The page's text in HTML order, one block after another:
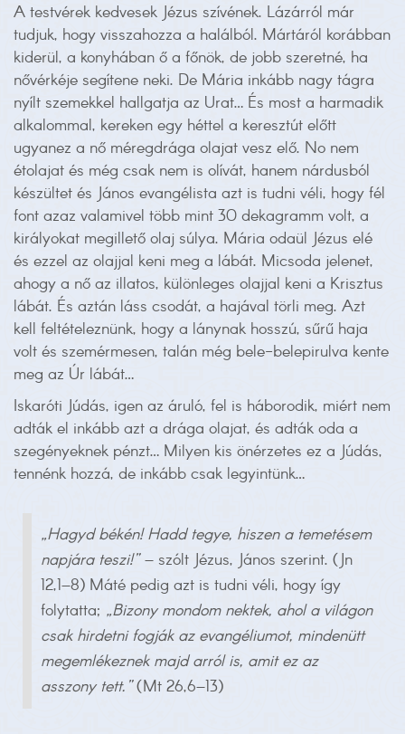
A testvérek kedvesek Jézus szívének. Lázárról már
tudjuk, hogy visszahozza a halálból. Mártáról korábban
kiderül, a konyhában ő a főnök, de jobb szeretné, ha
nővérkéje segítene neki. De Mária inkább nagy tágra
nyílt szemekkel hallgatja az Urat… És most a harmadik
alkalommal, kereken egy héttel a keresztút előtt
ugyanez a nő méregdrága olajat vesz elő. No nem
étolajat és még csak nem is olívát, hanem nárdusból
készültet és János evangélista azt is tudni véli, hogy fél
font azaz valamivel több mint 30 dekagramm volt, a
királyokat megillető olaj súlya. Mária odaül Jézus elé
és ezzel az olajjal keni meg a lábát. Micsoda jelenet,
ahogy a nő az illatos, különleges olajjal keni a Krisztus
lábát. És aztán láss csodát, a hajával törli meg. Azt
kell feltételeznünk, hogy a lánynak hosszú, sűrű haja
volt és szemérmesen, talán még bele-belepirulva kente
meg az Úr lábát…
Iskaróti Júdás, igen az áruló, fel is háborodik, miért nem
adták el inkább azt a drága olajat, és adták oda a
szegényeknek pénzt… Milyen kis önérzetes ez a Júdás,
tennénk hozzá, de inkább csak legyintünk…
„Hagyd békén! Hadd tegye, hiszen a temetésem
napjára teszi!” – szólt Jézus, János szerint. (Jn
12,1–8) Máté pedig azt is tudni véli, hogy így
folytatta; „Bizony mondom nektek, ahol a világon
csak hirdetni fogják az evangéliumot, mindenütt
megemlékeznek majd arról is, amit ez az
asszony tett.”(Mt 26,6–13)